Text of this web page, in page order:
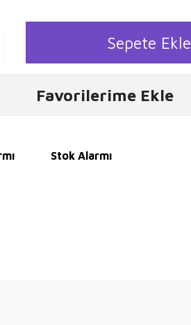
Sepete Ekle
Favorilerime Ekle
Stok Alarmı